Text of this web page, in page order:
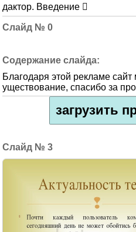
дактор. Введение 
0
Благодаря этой рекламе
уществование, спасибо за
загрузить
3